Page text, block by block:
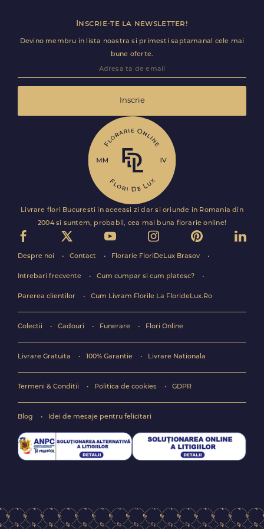
Inscrie-te la newsletter!
Devino membru in lista noastra si primesti saptamanal cele mai
bune oferte.
Inscrie
Livrare flori Bucuresti in aceeasi zi dar si oriunde in Romania din
2004 si suntem, probabil, cea mai buna florarie online!
Despre noi Contact Florarie FloriDeLux Brasov
Intrebari frecvente Cum cumpar si cum platesc?
Parerea clientilor Cum Livram Florile La FlorideLux.Ro
Colectii Cadouri Funerare Flori Online
Livrare Gratuita 100% Garantie Livrare Nationala
Termeni & Conditii Politica de cookies GDPR
Blog Idei de mesaje pentru felicitari